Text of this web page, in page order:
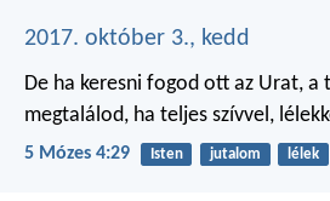
2017. október 3., kedd
De ha keresni fogod ott az Urat, a
megtalálod, ha teljes szívvel,
5 Mózes 4:29 Isten jutalom lélek